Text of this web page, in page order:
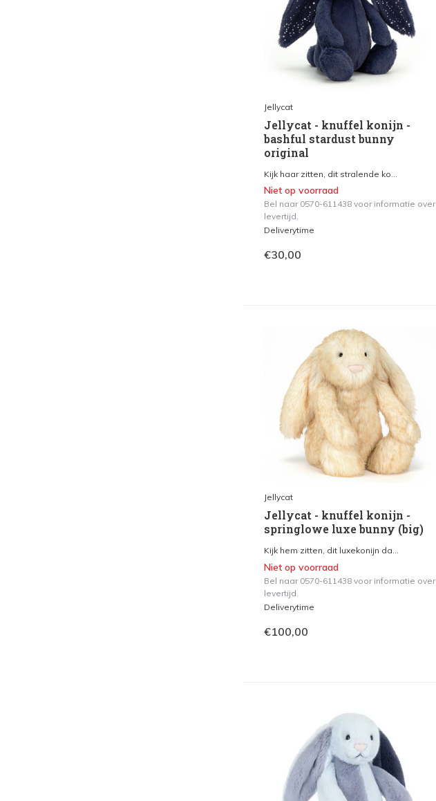
Jellycat
Jellycat - knuffel konijn -
bashful stardust bunny
original
Kijk haar zitten, dit stralende ko...
Niet op voorraad
Bel naar 0570-611438 voor informatie over
levertijd.
Deliverytime
€30,00
Jellycat
Jellycat - knuffel konijn -
springlowe luxe bunny (big)
Kijk hem zitten, dit luxekonijn da...
Niet op voorraad
Bel naar 0570-611438 voor informatie over
levertijd.
Deliverytime
€100,00